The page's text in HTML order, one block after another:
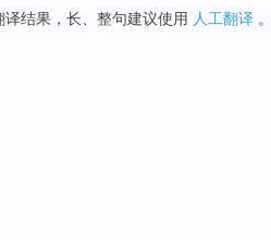
译结果，长、整句建议使用 人工翻译